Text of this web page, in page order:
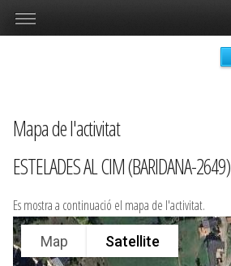
Mapa de l'activitat
ESTELADES AL CIM (BARIDANA-2649)
Es mostra a continuació el mapa de l'activitat.
Map Satellite